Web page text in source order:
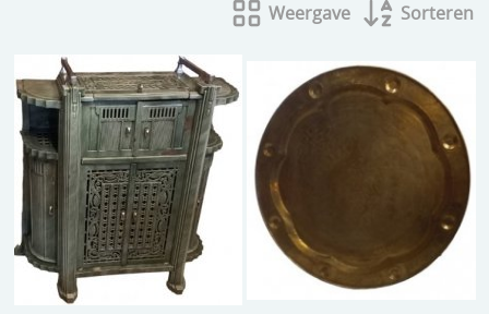
reclamevoorwerpen/merken
curiosa
schilderijen
porselein/aardewerk
juwelen/horloges/brillen
medailles/munten/bankbiljetten
Weergave Sorteren